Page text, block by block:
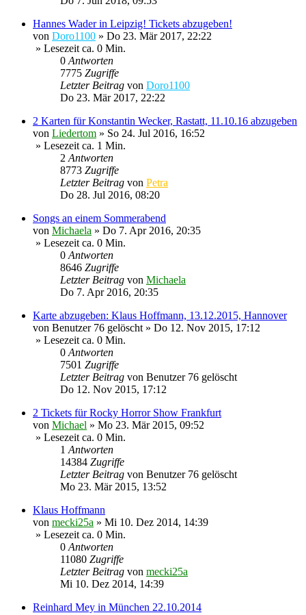
Hannes Wader in Leipzig! Tickets abzugeben!
von Doro1100 » Do 23. Mär 2017, 22:22
» Lesezeit ca. 0 Min.
0Antworten
7775 Zugriffe
Letzter Beitrag von Doro1100
Do 23. Mär 2017, 22:22
2 Karten für Konstantin Wecker, Rastatt, 11.10.16 abzugeben
von Liedertom » So 24. Jul 2016, 16:52
» Lesezeit ca. 1 Min.
2Antworten
8773 Zugriffe
Letzter Beitrag von Petra
Do 28. Jul 2016, 08:20
Songs an einem Sommerabend
von Michaela » Do 7. Apr 2016, 20:35
» Lesezeit ca. 0 Min.
0Antworten
8646 Zugriffe
Letzter Beitrag von Michaela
Do 7. Apr 2016, 20:35
Karte abzugeben: Klaus Hoffmann, 13.12.2015, Hannover
von Benutzer 76 gelöscht» Do 12. Nov 2015, 17:12
» Lesezeit ca. 0 Min.
0Antworten
7501 Zugriffe
Letzter Beitrag von Benutzer 76 gelöscht
Do 12. Nov 2015, 17:12
2 Tickets für Rocky Horror Show Frankfurt
von Michael » Mo 23. Mär 2015, 09:52
» Lesezeit ca. 0 Min.
1Antworten
14384 Zugriffe
Letzter Beitrag von Benutzer 76 gelöscht
Mo 23. Mär 2015, 13:52
Klaus Hoffmann
von mecki25a » Mi 10. Dez 2014, 14:39
» Lesezeit ca. 0 Min.
0Antworten
11080 Zugriffe
Letzter Beitrag von mecki25a
Mi 10. Dez 2014, 14:39
Reinhard Mey in München 22.10.2014